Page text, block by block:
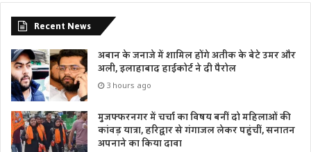
Recent News
अबान के जनाजे में शामिल होंगे अतीक के बेटे उमर और
अली, इलाहाबाद हाईकोर्ट ने दी पैरोल
3 hours ago
मुजफ्फरनगर में चर्चा का विषय बनीं दो महिलाओं की
कांवड़ यात्रा, हरिद्वार से गंगाजल लेकर पहुंचीं, सनातन
अपनाने का किया दावा